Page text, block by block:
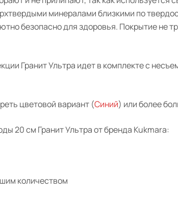
минералами близкими по
безопасно для здоровья. Покрытие не
ГранитУльтра идет в комплекте с
цветовой вариант (Синий) или более
20 см ГранитУльтра от бренда Kukmara:
количеством